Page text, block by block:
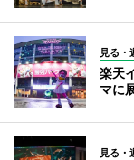
見る・
楽天
マに
見る・